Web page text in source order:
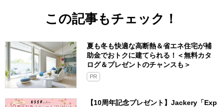
この記事もチェック！
夏も冬も快適な高断熱＆省エネ住宅が補
助金でおトクに建てられる！＜無料カタ
ログ＆プレゼントのチャンスも＞
PR
【10周年記念プレゼント】Jackery「Exp